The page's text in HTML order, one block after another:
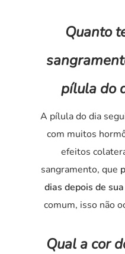
Quanto
pílula do
A pílula do dia
com muitos
efeitos
sangramento, que
dias depois de
comum, isso não
Qual a cor